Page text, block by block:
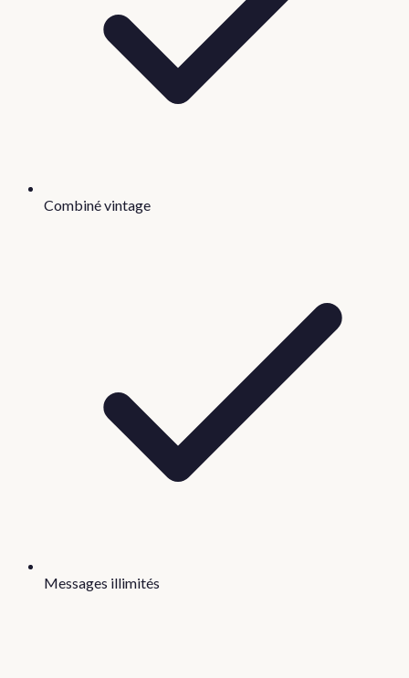
Combiné vintage
Messages illimités